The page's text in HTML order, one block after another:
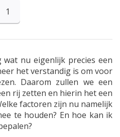
1
nu eigenlijk precies een
het verstandig is om voor
Daarom zullen we een
rij zetten en hierin het een
factoren zijn nu namelijk
te houden? En hoe kan ik